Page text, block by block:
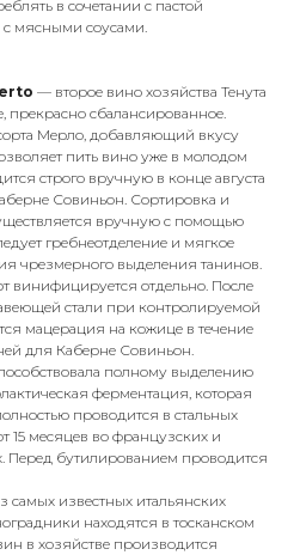
в сочетании с пастой
с мясными соусами.
— второе вино хозяйства Тенута
прекрасно сбалансированное.
Мерло, добавляющий вкусу
пить вино уже в молодом
строго вручную в конце августа
Совиньон. Сортировка и
вручную с помощью
гребнеотделение и мягкое
чрезмерного выделения танинов.
винифицируется отдельно. После
стали при контролируемой
мацерация на кожице в течение
для Каберне Совиньон.
полному выделению
ферментация, которая
проводится в стальных
15 месяцев во французских и
Перед бутилированием проводится
самых известных итальянских
находятся в тосканском
в хозяйстве производится